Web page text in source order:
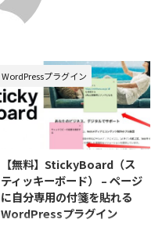
WordPressプラグイン
2025/5/22
【無料】StickyBoard（ス
ティッキーボード） – ページ
に自分専用の付箋を貼れる
WordPressプラグイン